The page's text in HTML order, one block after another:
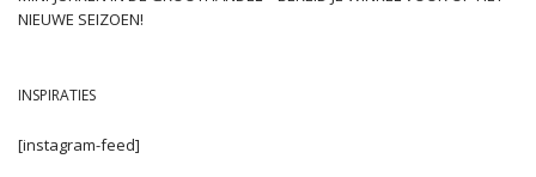
NIEUWE SEIZOEN!
INSPIRATIES
[instagram-feed]